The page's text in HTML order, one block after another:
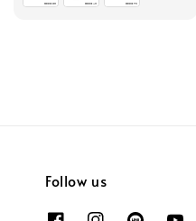
Follow us